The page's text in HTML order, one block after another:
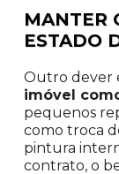
MANTER
ESTADO
Outro dever
imóvel
pequenos
como troca
pintura
contrato, o